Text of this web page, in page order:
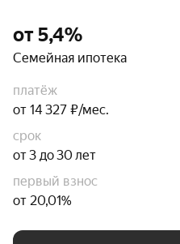
от 5,4%
Семейная ипотека
платёж
от 14 327 ₽/мес.
срок
от 3 до 30 лет
первый взнос
от 20,01%